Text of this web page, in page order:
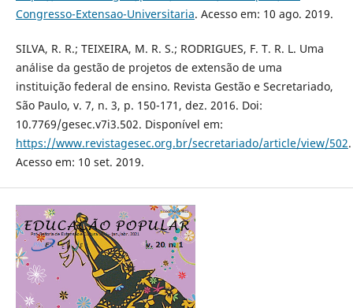
Congresso-Extensao-Universitaria. Acesso em: 10 ago. 2019.
SILVA, R. R.; TEIXEIRA, M. R. S.; RODRIGUES, F. T. R. L. Uma
análise da gestão de projetos de extensão de uma
instituição federal de ensino. Revista Gestão e Secretariado,
São Paulo, v. 7, n. 3, p. 150-171, dez. 2016. Doi:
10.7769/gesec.v7i3.502. Disponível em:
https://www.revistagesec.org.br/secretariado/article/view/502.
Acesso em: 10 set. 2019.